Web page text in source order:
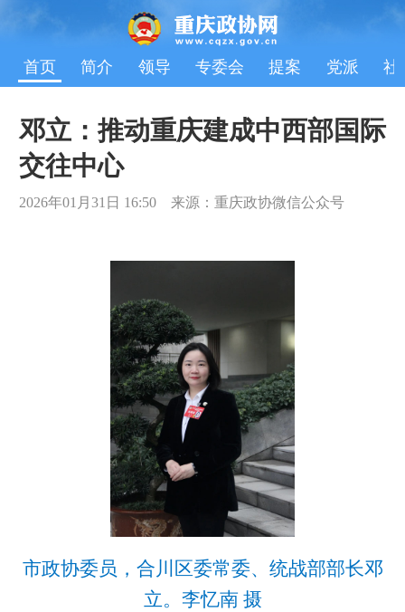
首页 简介 领导 专委会 提案 党派 社
邓立：推动重庆建成中西部国际
交往中心
2026年01月31日 16:50 来源：重庆政协微信公众号
市政协委员，合川区委常委、统战部部长邓
立。李忆南 摄